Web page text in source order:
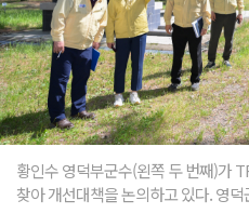
황인수 영덕부군수(왼쪽 두 번째)가
찾아 개선대책을 논의하고 있다. 영덕